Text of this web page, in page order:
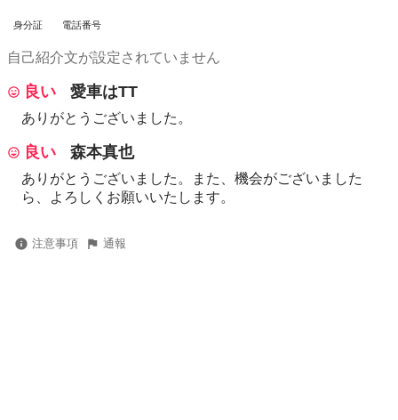
身分証 電話番号
自己紹介文が設定されていません
良い 愛車はTT
ありがとうございました。
良い 森本真也
ありがとうございました。また、機会がございました
ら、よろしくお願いいたします。
注意事項 通報